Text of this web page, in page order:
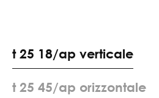
t 25 18/ap verticale
t 25 45/ap orizzontale